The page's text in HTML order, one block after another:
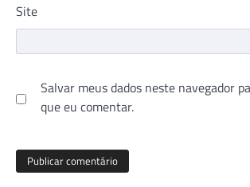
Site
Salvar meus dados neste navegador
que eu comentar.